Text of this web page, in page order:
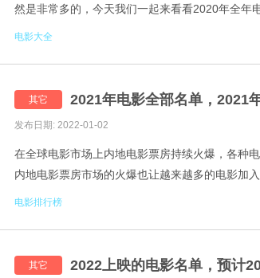
然是非常多的，今天我们一起来看看2020年全年
锋 2.金刚川 3.风平浪静 4.夺宝奇局 5.唐人街探
电影大全
其它 2021年电影全部名单，2021
发布日期: 2022-01-02
在全球电影市场上内地电影票房持续火爆，各种
内地电影票房市场的火爆也让越来越多的电影加
2021年电影全部名单，2021年所有电影清单。 1.
电影排行榜
其它 2022上映的电影名单，预计